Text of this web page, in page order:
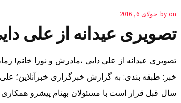
by on جولای 6, 2016
تصویری عیدانه از علی
خبر: طبقه بندی: به گزارش خبرگزاری خبرآنلاین؛
سال قبل قرار است با مسئولان بهنام پیشرو